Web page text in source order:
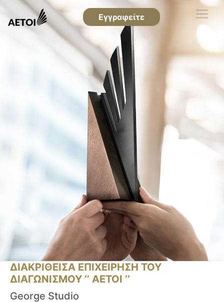
Εγγραφείτε
ΔΙΑΚΡΙΘΕΙΣΑ ΕΠΙΧΕΙΡΗΣΗ ΤΟΥ
ΔΙΑΓΩΝΙΣΜΟΥ ‘’ ΑΕΤΟΙ ‘’
George Studio